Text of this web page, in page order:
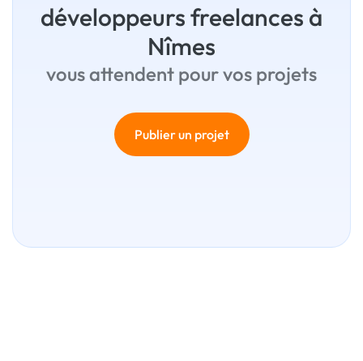
développeurs freelances à
Nîmes
vous attendent pour vos projets
Publier un projet